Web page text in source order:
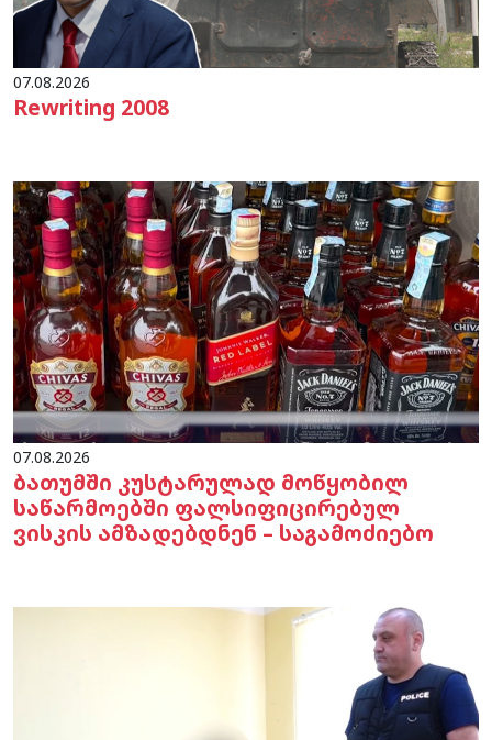
07.08.2026
Rewriting 2008
07.08.2026
ბათუმში კუსტარულად მოწყობილ
საწარმოებში ფალსიფიცირებულ
ვისკის ამზადებდნენ – საგამოძიებო